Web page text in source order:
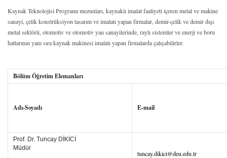
Kaynak Teknolojisi Programı mezunları, kaynaklı imalat faaliyeti içeren metal ve makine
sanayi, çelik konstrüksiyon tasarım ve imalatı yapan firmalar, demir-çelik ve demir dışı
metal sektörü, otomotiv ve otomotiv yan sanayilerinde, raylı sistemler ve enerji ve boru
hatlarının yanı sıra kaynak makinesi imalatı yapan firmalarda çalışabilirler.
Bölüm Öğretim Elemanları
Adı-Soyadı E-mail
Prof. Dr. Tuncay DİKİCİ
Müdür
tuncay.dikici@deu.edu.tr